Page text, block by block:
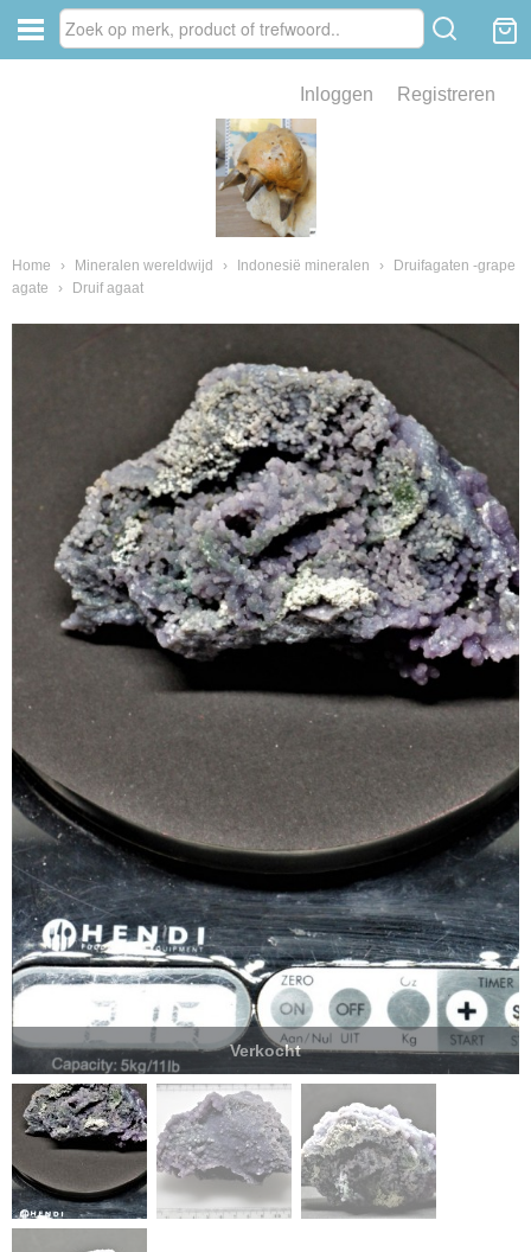
Inloggen Registreren
Home › Mineralen wereldwijd › Indonesië mineralen ›
Druifagaten -grape
agate
› Druif agaat
Verkocht
van fossielen en mineralen